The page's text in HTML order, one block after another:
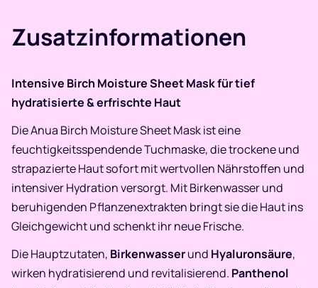
Zusatzinformationen
Intensive Birch Moisture Sheet Mask für tief
hydratisierte & erfrischte Haut
Die Anua Birch Moisture Sheet Mask ist eine
feuchtigkeitsspendende Tuchmaske, die trockene und
strapazierte Haut sofort mit wertvollen Nährstoffen und
intensiver Hydration versorgt. Mit Birkenwasser und
beruhigenden Pflanzenextrakten bringt sie die Haut ins
Gleichgewicht und schenkt ihr neue Frische.
Die Hauptzutaten, Birkenwasserund Hyaluronsäure,
wirken hydratisierend und revitalisierend. Panthenol